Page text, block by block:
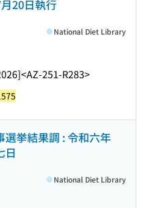
20日執行
<AZ-251-R283>
National Diet Library
選挙結果調 : 令和六年
日
National Diet Library